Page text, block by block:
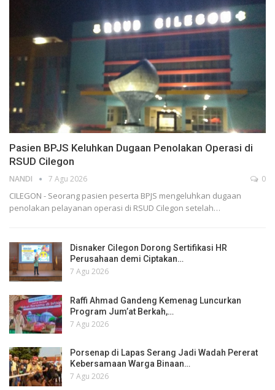
Pasien BPJS Keluhkan Dugaan Penolakan Operasi di
RSUD Cilegon
NANDI 7 Agu 2026 0
CILEGON - Seorang pasien peserta BPJS mengeluhkan dugaan
penolakan pelayanan operasi di RSUD Cilegon setelah…
Disnaker Cilegon Dorong Sertifikasi HR
Perusahaan demi Ciptakan…
7 Agu 2026
Raffi Ahmad Gandeng Kemenag Luncurkan
Program Jum’at Berkah,…
7 Agu 2026
Porsenap di Lapas Serang Jadi Wadah Pererat
Kebersamaan Warga Binaan…
7 Agu 2026